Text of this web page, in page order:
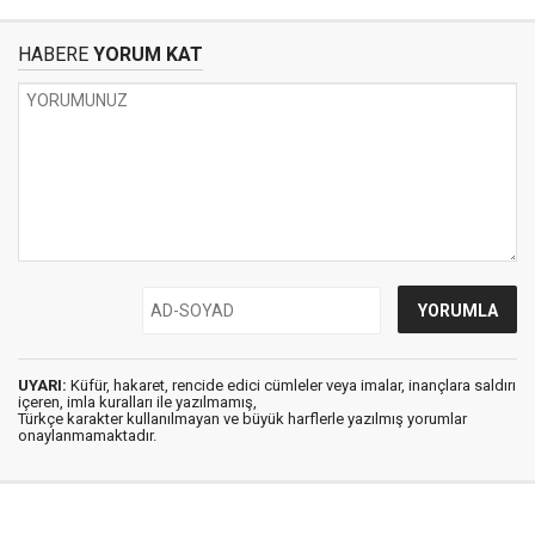
HABERE YORUM KAT
UYARI: Küfür, hakaret, rencide edici cümleler veya imalar, inançlara saldırı
içeren, imla kuralları ile yazılmamış,
Türkçe karakter kullanılmayan ve büyük harflerle yazılmış yorumlar
onaylanmamaktadır.